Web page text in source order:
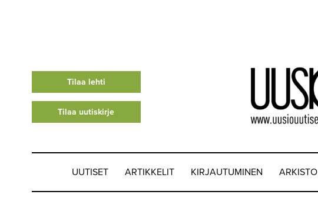
Tilaa lehti
Tilaa uutiskirje
UUTISET ARTIKKELIT KIRJAUTUMINEN ARKISTO